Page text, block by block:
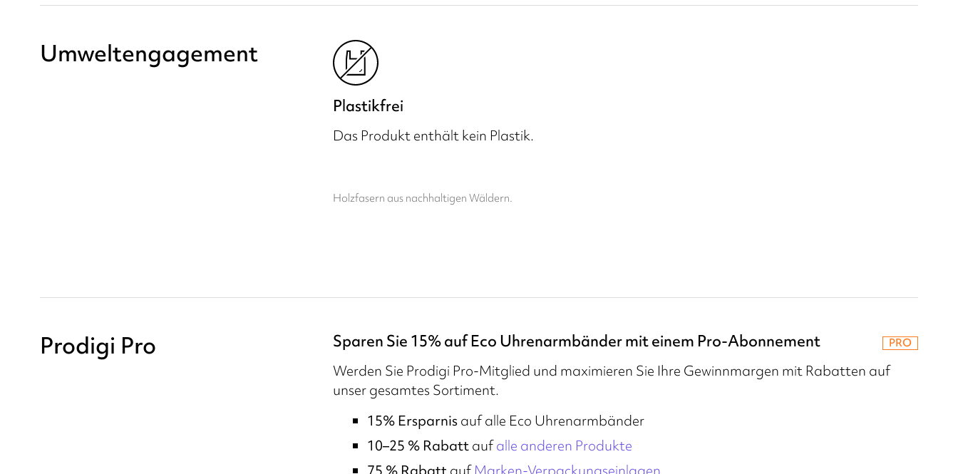
Umweltengagement
Plastikfrei
Das Produkt enthält kein Plastik.
Holzfasern aus nachhaltigen Wäldern.
Prodigi Pro Sparen Sie 15% auf Eco Uhrenarmbänder mit einem Pro-Abonnement PRO
Werden Sie Prodigi Pro-Mitglied und maximieren Sie Ihre Gewinnmargen mit Rabatten auf
unser gesamtes Sortiment.
15% Ersparnisauf alle Eco Uhrenarmbänder
10–25 % Rabattaufalle anderen Produkte